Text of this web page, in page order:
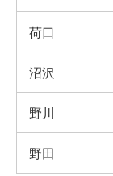
荷口
沼沢
野川
野田